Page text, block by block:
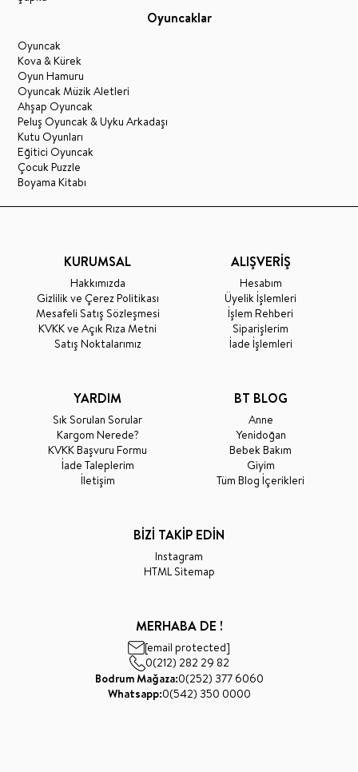
Oyuncaklar
Oyuncak
Kova & Kürek
Oyun Hamuru
Oyuncak Müzik Aletleri
Ahşap Oyuncak
Peluş Oyuncak & Uyku Arkadaşı
Kutu Oyunları
Eğitici Oyuncak
Çocuk Puzzle
Boyama Kitabı
KURUMSAL
Hakkımızda
Gizlilik ve Çerez Politikası
Mesafeli Satış Sözleşmesi
KVKK ve Açık Rıza Metni
Satış Noktalarımız
ALIŞVERİŞ
Hesabım
Üyelik İşlemleri
İşlem Rehberi
Siparişlerim
İade İşlemleri
YARDIM
Sık Sorulan Sorular
Kargom Nerede?
KVKK Başvuru Formu
İade Taleplerim
İletişim
BT BLOG
Anne
Yenidoğan
Bebek Bakım
Giyim
Tüm Blog İçerikleri
BİZİ TAKİP EDİN
Instagram
HTML Sitemap
MERHABA DE !
[email protected]
0(212) 282 29 82
Bodrum Mağaza:0(252) 377 6060
Whatsapp:0(542) 350 0000